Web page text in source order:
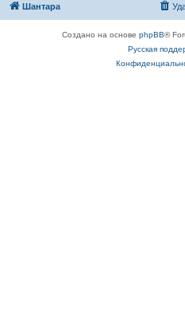
Шантара
Создано на основе phpBB®
Русская